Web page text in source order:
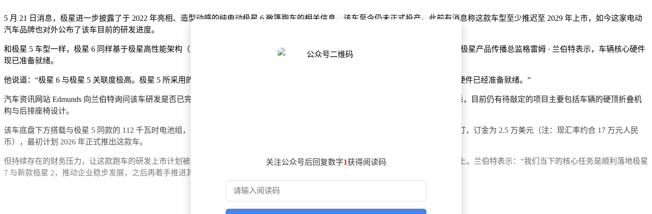
5 月 21 日消息，极星进一步披露了于 2022 年亮相、造型动感的纯电动极星 6 敞篷跑车的相关信息，该车至今仍未正式投产。此前有消息称这款车型至少推迟至 2029 年上市，如今这家电动
汽车品牌也对外公布了该车目前的研发进度。
和极星 5 车型一样，极星 6 同样基于极星高性能架构（PPA）打造。依托这一通用平台，该车的研发难度远低于全新从零研发的车型。极星产品传播总监格雷姆 · 兰伯特表示，车辆核心硬件
现已准备就绪。
他说道：“极星 6 与极星 5 关联度极高。极星 5 所采用的架构平台本身就具备可拓展属性…… 不妨把极星 6 看作双门版极星 5，其核心硬件已经准备就绪。”
汽车资讯网站 Edmunds 向兰伯特询问该车研发是否已完成 95%，他并未否认这一说法，但坦言“还不敢说已经做到百分之百完工”。据悉，目前仍有待敲定的项目主要包括车辆的硬顶折叠机
构与后排座椅设计。
该车底盘下方搭载与极星 5 同款的 112 千瓦时电池组，电机与悬架部件也保持一致。极星早在 2022 年就开启了洛杉矶概念版车型的预订，订金为 2.5 万美元（注：现汇率约合 17 万元人民
币），最初计划 2026 年正式推出这款车。
但持续存在的财务压力，让这款跑车的研发上市计划被迫搁置。目前极星将重心放在第二代极星 2 以及即将推出的极星 7 紧凑型 SUV 上。兰伯特表示：“我们当下的核心任务是顺利落地极星
7 与新款极星 2，推动企业稳步发展，之后再着手推进其他车型项目。”
关注公众号后回复数字1获得阅读码